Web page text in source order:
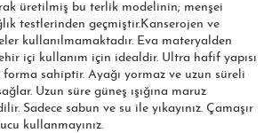
üretilmiş bu terlik modelinin; menşei
testlerinden geçmiştir.Kanserojen ve
kullanılmamaktadır. Eva materyalden
içi kullanım için idealdir. Ultra hafif yapısı
sahiptir. Ayağı yormaz ve uzun süreli
Uzun süre güneş ışığına maruz
Sadece sabun ve su ile yıkayınız. Çamaşır
kullanmayınız.